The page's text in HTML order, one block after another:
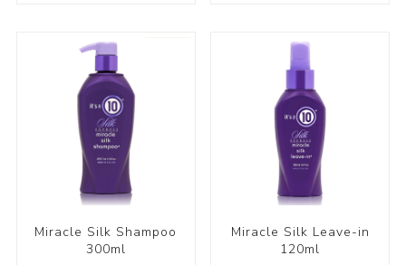
Miracle Silk Shampoo
300ml
Miracle Silk Leave-in
120ml